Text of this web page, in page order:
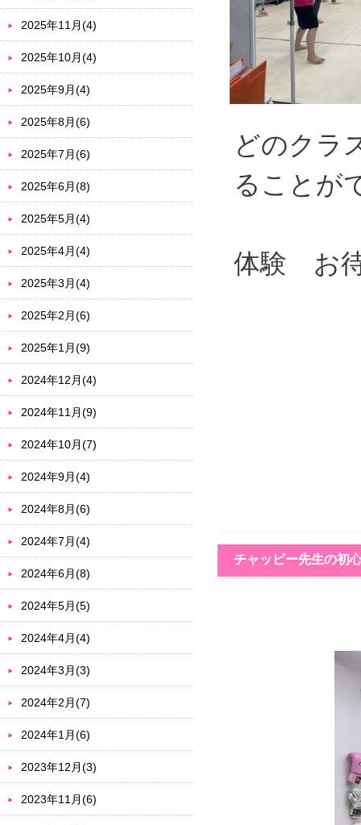
どのクラ
ることが
体験 お
チャッピー先生の初
2025年11月(4)
2025年10月(4)
2025年9月(4)
2025年8月(6)
2025年7月(6)
2025年6月(8)
2025年5月(4)
2025年4月(4)
2025年3月(4)
2025年2月(6)
2025年1月(9)
2024年12月(4)
2024年11月(9)
2024年10月(7)
2024年9月(4)
2024年8月(6)
2024年7月(4)
2024年6月(8)
2024年5月(5)
2024年4月(4)
2024年3月(3)
2024年2月(7)
2024年1月(6)
2023年12月(3)
2023年11月(6)